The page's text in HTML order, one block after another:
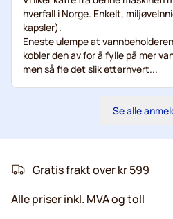
hverfall i Norge. Enkelt,
kapsler).
Eneste ulempe at
kobler den av for å fylle på mer
men så fle det slik etterhvert...
Se alle
Gratis frakt over kr 599
Alle priser inkl. MVA og toll